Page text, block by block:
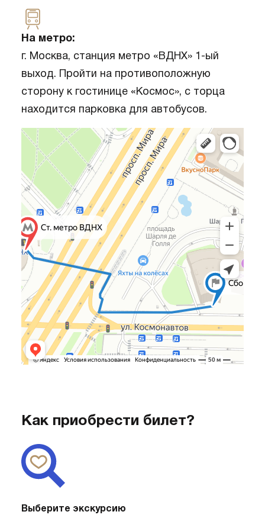
На метро:
г. Москва, станция метро «ВДНХ» 1-ый
выход. Пройти на противоположную
сторону к гостинице «Космос», с торца
находится парковка для автобусов.
Как приобрести билет?
Выберите экскурсию